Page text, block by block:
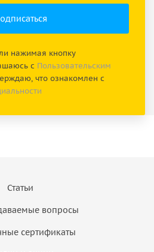
нажимая кнопку
с Пользовательским
что ознакомлен с
Статьи
вопросы
сертификаты